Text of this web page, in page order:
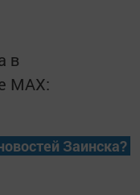
в
MАХ:
Заинска?